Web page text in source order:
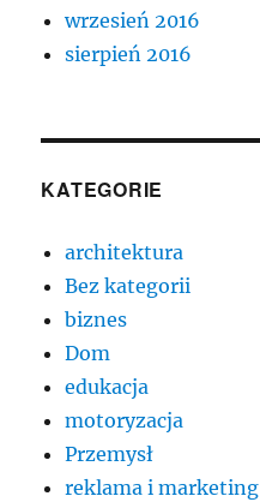
wrzesień 2016
sierpień 2016
KATEGORIE
architektura
Bez kategorii
biznes
Dom
edukacja
motoryzacja
Przemysł
reklama i marketing